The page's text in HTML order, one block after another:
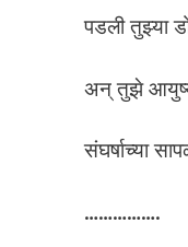
पडली तुझ्या
अन् तुझे
संघर्षाच्या
…………….